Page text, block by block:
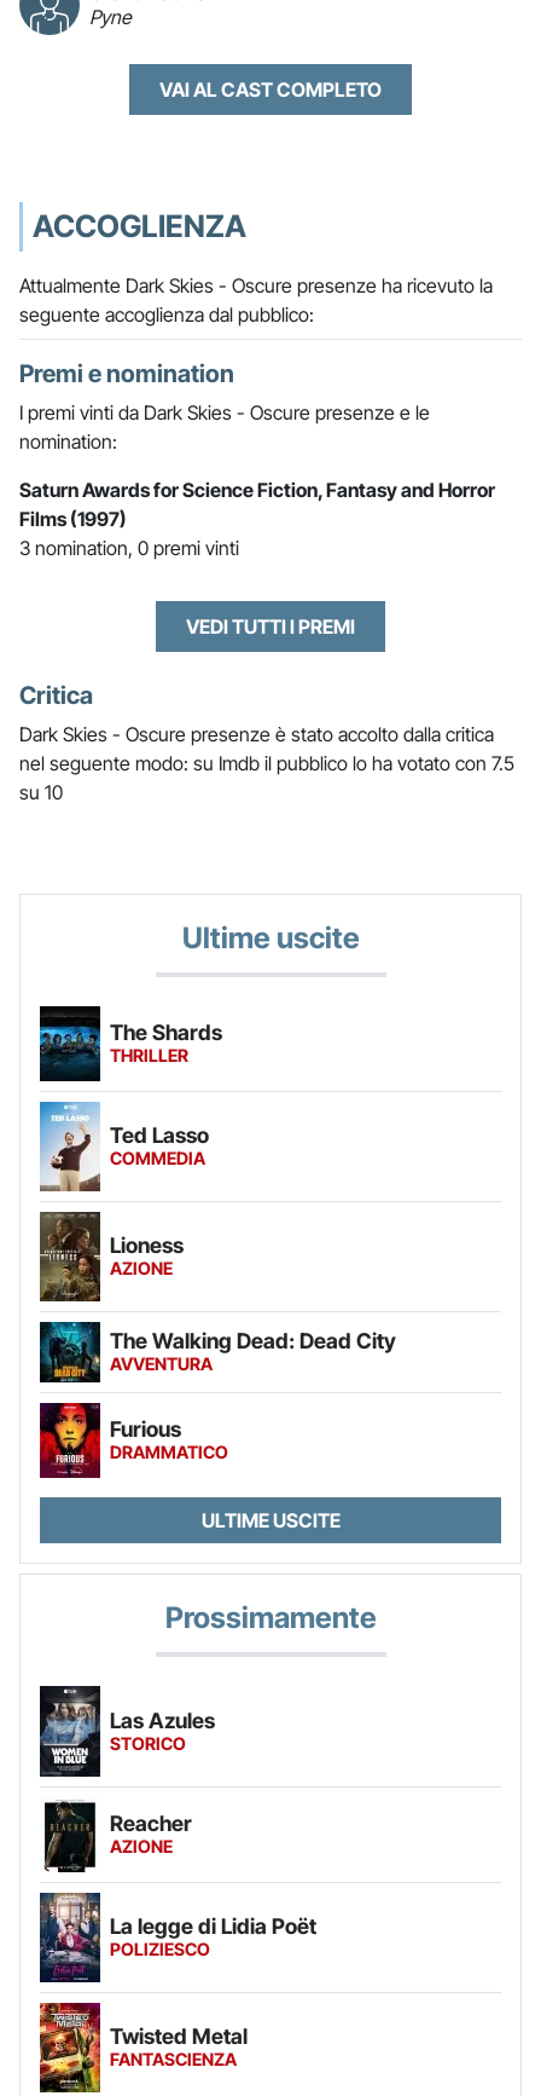
Pyne
VAI AL CAST COMPLETO
ACCOGLIENZA
Attualmente Dark Skies - Oscure presenze ha ricevuto la
seguente accoglienza dal pubblico:
Premi e nomination
I premi vinti da Dark Skies - Oscure presenze e le
nomination:
Saturn Awards for Science Fiction, Fantasy and Horror
Films (1997)
3 nomination, 0 premi vinti
VEDI TUTTI I PREMI
Critica
Dark Skies - Oscure presenze è stato accolto dalla critica
nel seguente modo: su Imdb il pubblico lo ha votato con 7.5
su 10
Ultime uscite
The Shards
THRILLER
Ted Lasso
COMMEDIA
Lioness
AZIONE
The Walking Dead: Dead City
AVVENTURA
Furious
DRAMMATICO
ULTIME USCITE
Prossimamente
Las Azules
STORICO
Reacher
AZIONE
La legge di Lidia Poët
POLIZIESCO
Twisted Metal
FANTASCIENZA